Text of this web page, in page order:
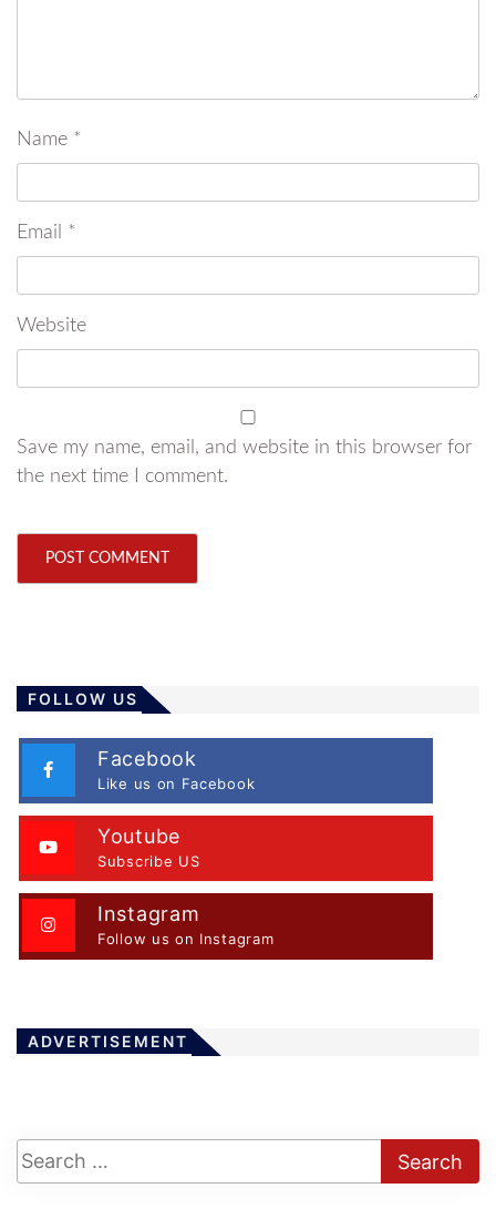
Name *
Email *
Website
Save my name, email, and website in this browser for
the next time I comment.
FOLLOW US
Facebook
Like us on Facebook
Youtube
Subscribe US
Instagram
Follow us on Instagram
ADVERTISEMENT